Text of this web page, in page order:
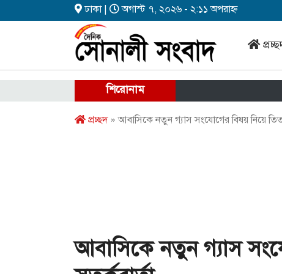
ঢাকা | অগাস্ট ৭, ২০২৬ - ২:১১ অপরাহ্ন
শিরোনাম
প্রচ্ছদ» আবাসিকে নতুন গ্যাস সংযোগের বিষয় নিয়ে
আবাসিকে নতুন গ্যাস